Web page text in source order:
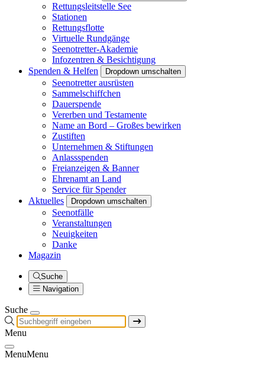
Rettungsleitstelle See
Stationen
Rettungsflotte
Virtuelle Rundgänge
Seenotretter-Akademie
Infozentren & Besichtigung
Spenden & Helfen
Dropdown umschalten
Seenotretter ausrüsten
Sammelschiffchen
Dauerspende
Vererben und Testamente
Name an Bord – Großes bewirken
Zustiften
Unternehmen & Stiftungen
Anlassspenden
Freianzeigen & Banner
Ehrenamt an Land
Service für Spender
Aktuelles
Dropdown umschalten
Seenotfälle
Veranstaltungen
Neuigkeiten
Danke
Magazin
Suche
Navigation
Suche
Menu
MenuMenu